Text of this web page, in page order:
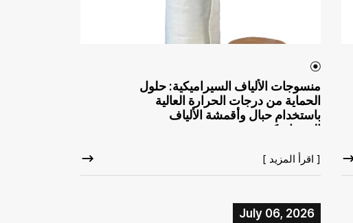
منسوجات الألياف السيراميكية: حلول
الحماية من درجات الحرارة العالية
باستخدام حبال وأقمشة الألياف
السيراميكية
[ اقرأ المزيد ]
July 06, 2026